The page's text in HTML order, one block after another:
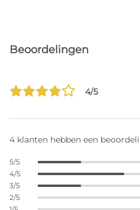
Beoordelingen
4/5
4 klanten hebben een
5/5
4/5
3/5
2/5